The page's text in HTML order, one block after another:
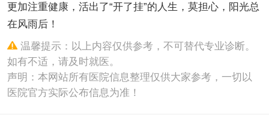
更加注重健康，活出了“开了挂”的人生，莫担心，阳光总
在风雨后！
温馨提示：以上内容仅供参考，不可替代专业诊断。
如有不适，请及时就医。
声明：本网站所有医院信息整理仅供大家参考，一切以
医院官方实际公布信息为准！